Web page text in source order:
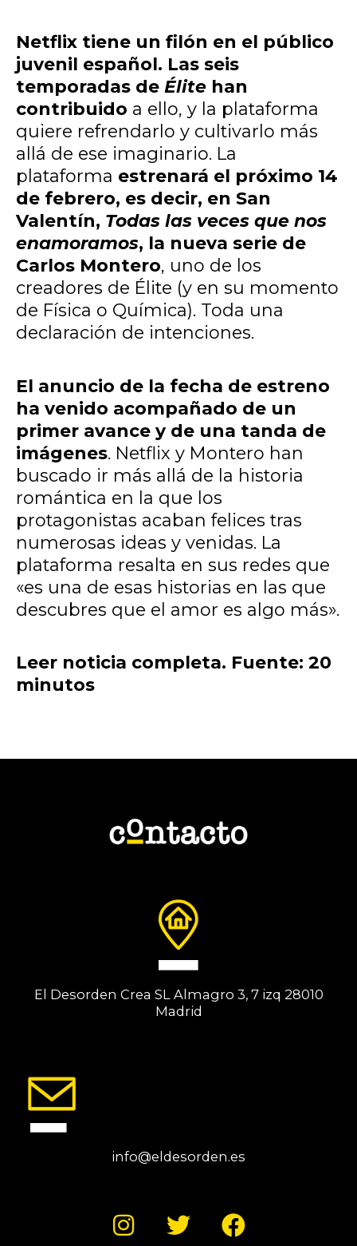
Netflix tiene un filón en el público
juvenil español. Las seis
temporadas de Élite han
contribuido a ello, y la plataforma
quiere refrendarlo y cultivarlo más
allá de ese imaginario. La
plataforma estrenará el próximo 14
de febrero, es decir, en San
Valentín, Todas las veces que nos
enamoramos, la nueva serie de
Carlos Montero, uno de los
creadores de Élite (y en su momento
de Física o Química). Toda una
declaración de intenciones.
El anuncio de la fecha de estreno
ha venido acompañado de un
primer avance y de una tanda de
imágenes. Netflix y Montero han
buscado ir más allá de la historia
romántica en la que los
protagonistas acaban felices tras
numerosas ideas y venidas. La
plataforma resalta en sus redes que
«es una de esas historias en las que
descubres que el amor es algo más».
Leer noticia completa. Fuente: 20
minutos
El Desorden Crea SL Almagro 3, 7 izq 28010
Madrid
info@eldesorden.es
I
n
T
w
F
a